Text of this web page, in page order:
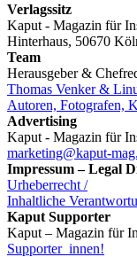
Verlagssitz
Kaput - Magazin für
Hinterhaus, 50670
Team
Herausgeber &
Thomas Venker &
Autoren, Fotografen,
Advertising
Kaput - Magazin für
marketing@kaput-
Impressum – Legal
Urheberrecht /
Inhaltliche
Kaput Supporter
Kaput – Magazin für
Supporter_innen!